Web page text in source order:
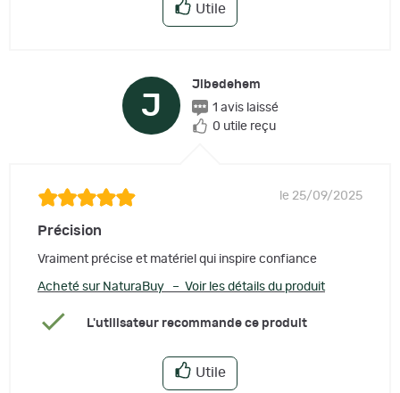
Utile
J
Jibedehem
1 avis laissé
0 utile reçu
le 25/09/2025
Précision
Vraiment précise et matériel qui inspire confiance
Acheté sur NaturaBuy – Voir les détails du produit
L'utilisateur recommande ce produit
Utile